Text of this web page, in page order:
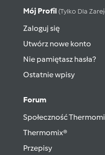
Mój Profil (tylko Dla
Zaloguj się
Utwórz nowe konto
Nie pamiętasz hasła?
Ostatnie wpisy
Forum
Społeczność
Thermomix®
Przepisy